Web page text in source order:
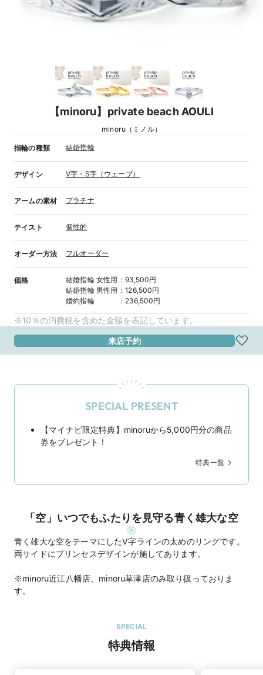
【minoru】private beach AOULI
minoru（ミノル）
指輪の種類 結婚指輪
デザイン V字・S字（ウェーブ）
アームの素材 プラチナ
テイスト 個性的
オーダー方法 フルオーダー
価格 結婚指輪 女性用 ：93,500円
結婚指輪 男性用 ：126,500円
婚約指輪
： 236,500円
※10％の消費税を含めた金額を表記しています。
来店予約
SPECIAL PRESENT
【マイナビ限定特典】minoruから5,000円分の商品
券をプレゼント！
特典一覧
「空」いつでもふたりを見守る青く雄大な空
青く雄大な空をテーマにしたV字ラインの太めのリングです。
両サイドにプリンセスデザインが施してあります。
※minoru近江八幡店、minoru草津店のみ取り扱っておりま
す。
SPECIAL
特典情報